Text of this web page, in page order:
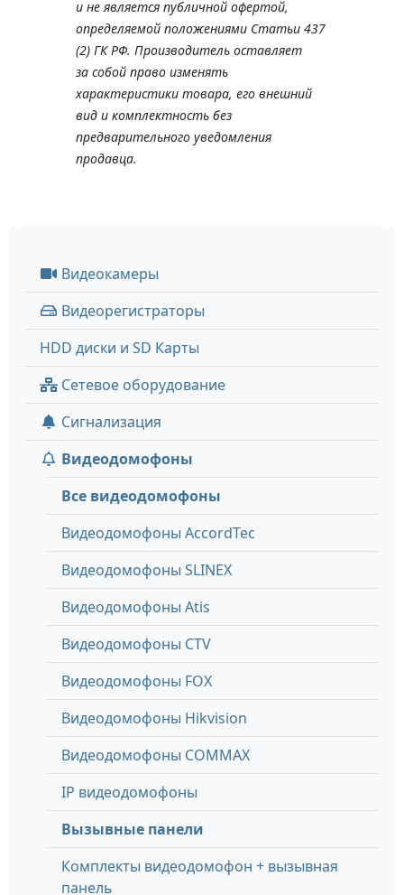
и не является публичной офертой,
определяемой положениями Статьи 437
(2) ГК РФ. Производитель оставляет
за собой право изменять
характеристики товара, его внешний
вид и комплектность без
предварительного уведомления
продавца.
Видеокамеры
Видеорегистраторы
HDD диски и SD Карты
Сетевое оборудование
Сигнализация
Видеодомофоны
Все видеодомофоны
Видеодомофоны AccordTec
Видеодомофоны SLINEX
Видеодомофоны Atis
Видеодомофоны CTV
Видеодомофоны FOX
Видеодомофоны Hikvision
Видеодомофоны COMMAX
IP видеодомофоны
Вызывные панели
Комплекты видеодомофон + вызывная
панель